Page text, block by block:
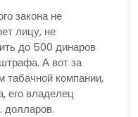
закона не
лицу, не
до 500 динаров
А вот за
табачной компании,
его владелец
долларов.